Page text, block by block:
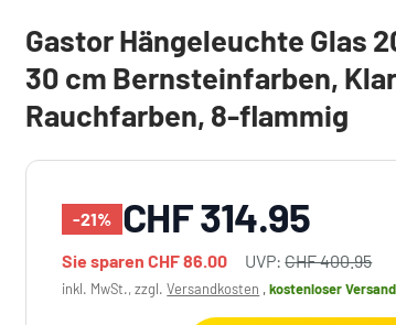
Gastor Hängeleuchte Glas
30 cm Bernsteinfarben,
Rauchfarben, 8-flammig
-21% CHF 314.95
Sie sparenCHF 86.00 UVP:CHF 400.95
inkl. MwSt., zzgl.Versandkosten ,kostenloser Versand